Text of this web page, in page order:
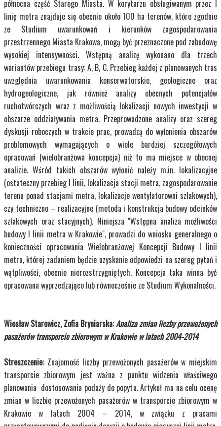
północna część Starego Miasta. W korytarzu obsługiwanym przez I
linię metra znajduje się obecnie około 100 ha terenów, które zgodnie
ze Studium uwarunkowań i kierunków zagospodarowania
przestrzennego Miasta Krakowa, mogą być przeznaczone pod zabudowę
wysokiej intensywności. Wstępną analizę wykonano dla trzech
wariantów przebiegu trasy: A, B, C. Przebieg każdej z planowanych tras
uwzględnia uwarunkowania konserwatorskie, geologiczne oraz
hydrogeologiczne, jak również analizy obecnych potencjałów
ruchotwórczych wraz z możliwością lokalizacji nowych inwestycji w
obszarze oddziaływania metra. Przeprowadzone analizy oraz szereg
dyskusji roboczych w trakcie prac, prowadzą do wyłonienia obszarów
problemowych wymagających o wiele bardziej szczegółowych
opracowań (wielobranżowa koncepcja) niż to ma miejsce w obecnej
analizie. Wśród takich obszarów wyłonić należy m.in. lokalizacyjne
(ostateczny przebieg I linii, lokalizacja stacji metra, zagospodarowanie
terenu ponad stacjami metra, lokalizacje wentylatorowni szlakowych),
czy techniczno – realizacyjne (metoda i konstrukcja budowy odcinków
szlakowych oraz stacyjnych). Niniejsza "Wstępna analiza możliwości
budowy I linii metra w Krakowie", prowadzi do wniosku generalnego o
konieczności opracowania Wielobranżowej Koncepcji Budowy I linii
metra, której zadaniem będzie uzyskanie odpowiedzi na szereg pytań i
wątpliwości, obecnie nierozstrzygniętych. Koncepcja taka winna być
opracowana wyprzedzająco lub równocześnie ze Studium Wykonalności.
Wiesław Starowicz, Zofia Bryniarska:Analiza zmian liczby przewożonych
pasażerów transporcie zbiorowym w Krakowie w latach 2004-2014
Streszczenie:Znajomość liczby przewożonych pasażerów w miejskim
transporcie zbiorowym jest ważna z punktu widzenia właściwego
planowania dostosowania podaży do popytu. Artykuł ma na celu ocenę
zmian w liczbie przewożonych pasażerów w transporcie zbiorowym w
Krakowie w latach 2004 – 2014, w związku z pracami